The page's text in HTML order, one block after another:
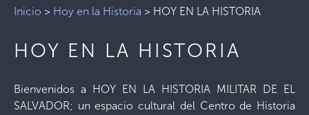
Inicio > Hoy en la Historia > HOY EN LA HISTORIA
HOY EN LA HISTORIA
Bienvenidos a HOY EN LA HISTORIA MILITAR DE EL
SALVADOR; un espacio cultural del Centro de Historia